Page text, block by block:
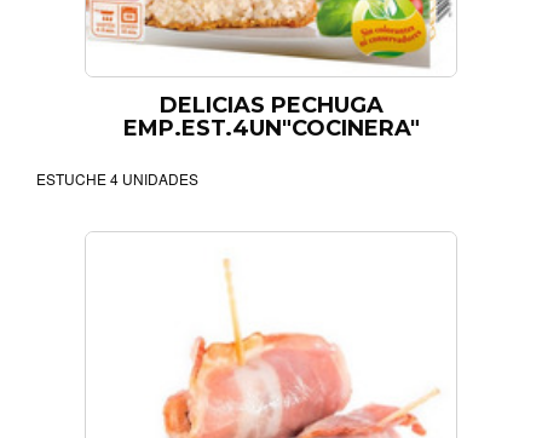
DELICIAS PECHUGA
EMP.EST.4UN"COCINERA"
ESTUCHE 4 UNIDADES